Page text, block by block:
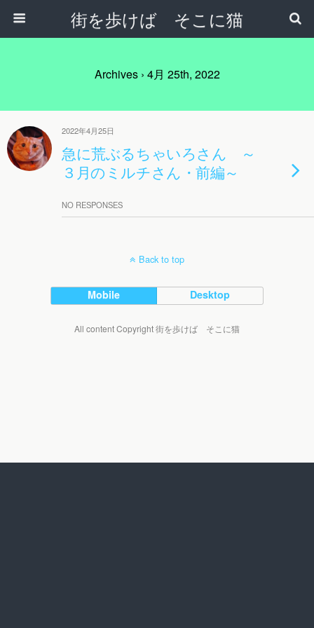
街を歩けば そこに猫
Archives › 4月 25th, 2022
2022年4月25日
急に荒ぶるちゃいろさん ～
３月のミルチさん・前編～
NO RESPONSES
Back to top
Mobile Desktop
All content Copyright 街を歩けば そこに猫